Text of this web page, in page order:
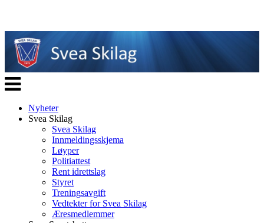
Veksle
navigasjon
Nyheter
Svea Skilag
Svea Skilag
Innmeldingsskjema
Løyper
Politiattest
Rent idrettslag
Styret
Treningsavgift
Vedtekter for Svea Skilag
Æresmedlemmer